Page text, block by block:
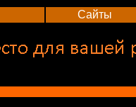
Сайты